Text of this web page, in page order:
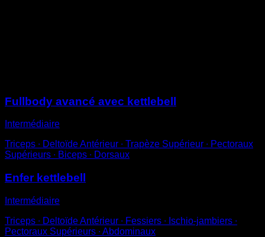
Fullbody avancé avec kettlebell
Intermédiaire
Triceps ∙ Deltoïde Antérieur ∙ Trapèze Supérieur ∙ Pectoraux
Supérieurs ∙ Biceps ∙ Dorsaux
Enfer kettlebell
Intermédiaire
Triceps ∙ Deltoïde Antérieur ∙ Fessiers ∙ Ischio-jambiers ∙
Pectoraux Supérieurs ∙ Abdominaux